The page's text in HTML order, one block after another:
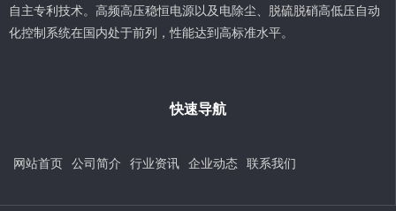
自主专利技术。高频高压稳恒电源以及电除尘、脱硫脱硝高低压自动
化控制系统在国内处于前列，性能达到高标准水平。
快速导航
网站首页 公司简介 行业资讯 企业动态 联系我们